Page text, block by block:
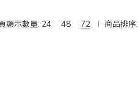
顯示數量: 24 48 72 商品排序: